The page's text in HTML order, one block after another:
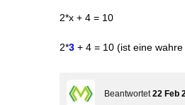
2*x + 4 = 10
2*3+ 4 = 10 (ist eine wahre
Beantwortet 22 Feb